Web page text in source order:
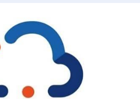
向治疗的日益普及，对前列腺癌治...